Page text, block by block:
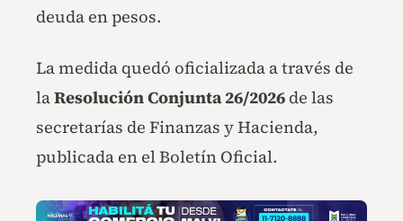
deuda en pesos.
La medida quedó oficializada a través de
laResolución Conjunta 26/2026 de las
secretarías de Finanzas y Hacienda,
publicada en el Boletín Oficial.